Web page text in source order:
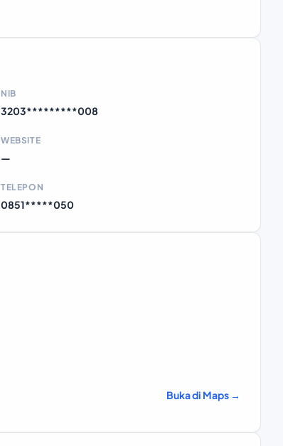
NIB
3203*********008
WEBSITE
—
TELEPON
0851*****050
Buka di Maps →